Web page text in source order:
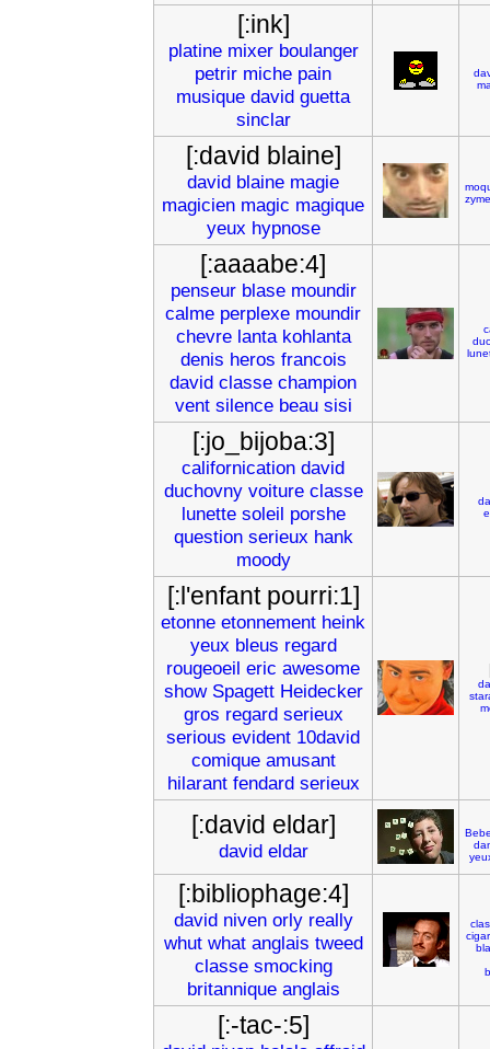
[:ink]
platine mixer boulanger
petrir miche pain
musique david guetta
sinclar
[:david blaine]
david blaine magie
magicien magic magique
yeux hypnose
zyme
[:aaaabe:4]
penseur blase moundir
calme perplexe moundir
chevre lanta kohlanta
denis heros francois
david classe champion
vent silence beau sisi
[:jo_bijoba:3]
californication david
duchovny voiture classe
lunette soleil porshe
question serieux hank
moody
[:l'enfant pourri:1]
etonne etonnement heink
yeux bleus regard
rougeoeil eric awesome
show Spagett Heidecker
gros regard serieux
serious evident 10david
comique amusant
hilarant fendard serieux
[:david eldar]
david eldar
[:bibliophage:4]
david niven orly really
whut what anglais tweed
classe smocking
britannique anglais
[:-tac-:5]